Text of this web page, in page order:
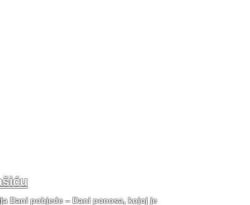
Dani pobjede – Dani ponosa, kojoj je